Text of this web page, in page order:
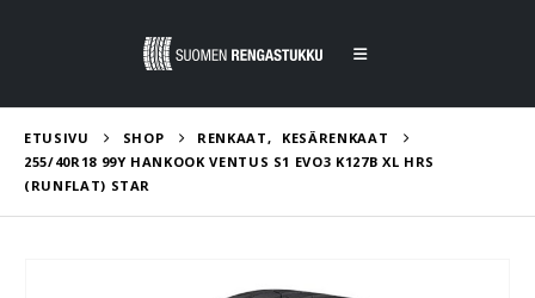
ETUSIVU SHOP RENKAAT,
KESÄRENKAAT
255/40R18 99Y HANKOOK VENTUS S1 EVO3 K127B XL HRS
(RUNFLAT) STAR